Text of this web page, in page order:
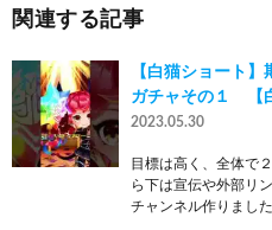
関連する記事
【白猫ショート
ガチャその１ 【
2023.05.30
目標は高く、全体で
ら下は宣伝や外部リ
チャンネル作りまし